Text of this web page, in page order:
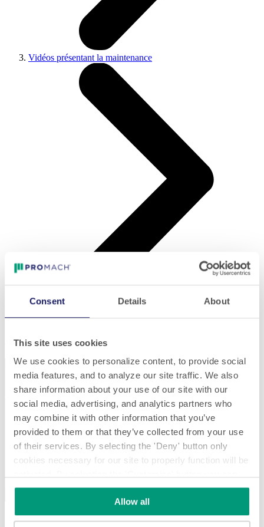
Consent Details About
This site uses cookies
We use cookies to personalize content, to provide social
media features, and to analyze our site traffic. We also
share information about your use of our site with our
social media, advertising, and analytics partners who
may combine it with other information that you’ve
provided to them or that they’ve collected from your use
of their services. By selecting the 'Deny' button only
cookies necessary for our site to properly function will be
choose the individual categories of cookies you want to
Read the complete cookie policy.
Allow all
Vidéos présentant la maintenance
Remplacement et installation de courroie de distribution et de
couplage
Play
La courroie de distribution et de couplage est une courroie striée qui